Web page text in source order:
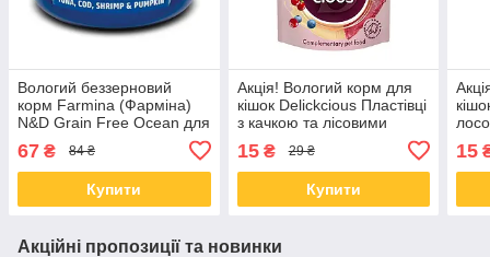
Вологий беззерновий
корм Farmina (Фарміна)
N&D Grain Free Ocean для
креветками та гарбузом
70 гр
67 ₴ 84 ₴
Купити
Акція! Вологий корм для
кішок Delickcious Пластівці
з качкою та лісовими
соусі 80 гр 12 шт
15₴ 29 ₴
Купити
15
Акційні пропозиції та новинки